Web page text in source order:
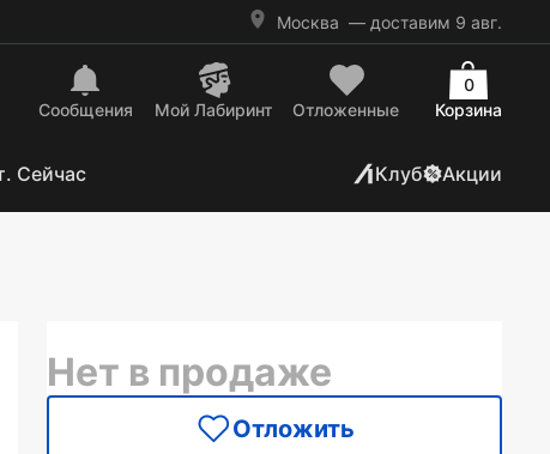
Москва — доставим 9 авг.
Сообщения Mой Лабиринт Отложенные Корзина
0
Сейчас Клуб Акции
Нет в продаже
Отложить